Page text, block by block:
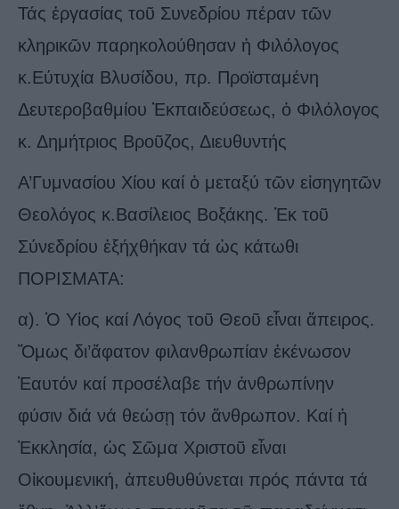
Τάς ἐργασίας τοῦ Συνεδρίου πέραν τῶν
κληρικῶν παρηκολούθησαν ἡ Φιλόλογος
κ.Εύτυχία Βλυσίδου, πρ. Προϊσταμένη
Δευτεροβαθμίου Ἐκπαιδεύσεως, ὁ Φιλόλογος
κ. Δημήτριος Βροῦζος, Διευθυντής
Α’Γυμνασίου Χίου καί ὁ μεταξύ τῶν εἰσηγητῶν
Θεολόγος κ.Βασίλειος Βοξάκης. Ἐκ τοῦ
Σύνεδρίου ἐξήχθήκαν τά ὡς κάτωθι
ΠΟΡΙΣΜΑΤΑ:
α). Ὁ Υἱος καί Λόγος τοῦ Θεοῦ εἶναι ἄπειρος.
Ὅμως δι’ἄφατον φιλανθρωπίαν ἐκένωσον
Ἑαυτόν καί προσέλαβε τήν ἀνθρωπίνην
φύσιν διά νά θεώσῃ τόν ἄνθρωπον. Καί ἡ
Ἐκκλησία, ὡς Σῶμα Χριστοῦ εἶναι
Οἰκουμενική, ἀπευθυθύνεται πρός πάντα τά